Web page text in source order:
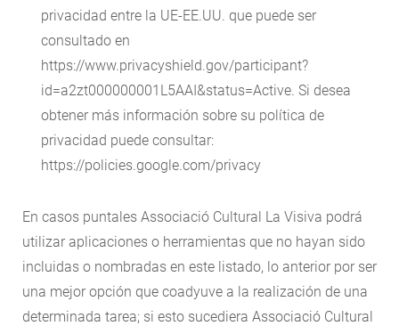
privacidad entre la UE-EE.UU. que puede ser
consultado en
https://www.privacyshield.gov/participant?
id=a2zt000000001L5AAI&status=Active. Si desea
obtener más información sobre su política de
privacidad puede consultar:
https://policies.google.com/privacy
En casos puntales Associació Cultural La Visiva podrá
utilizar aplicaciones o herramientas que no hayan sido
incluidas o nombradas en este listado, lo anterior por ser
una mejor opción que coadyuve a la realización de una
determinada tarea; si esto sucediera Associació Cultural